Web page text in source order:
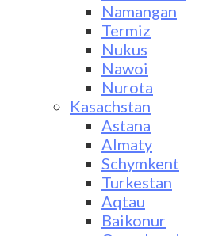
Namangan
Termiz
Nukus
Nawoi
Nurota
Kasachstan
Astana
Almaty
Schymkent
Turkestan
Aqtau
Baikonur